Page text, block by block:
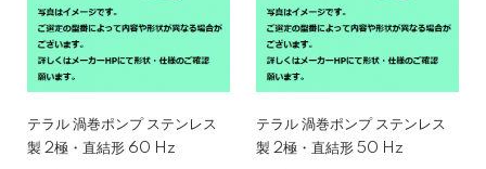
テラル 渦巻ポンプ ステンレス
製 2極・直結形 60 Hz
テラル 渦巻ポンプ ステンレス
製 2極・直結形 50 Hz